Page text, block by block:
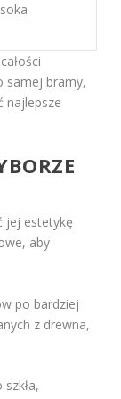
samej bramy,
najlepsze
jej estetykę
aby
po bardziej
z drewna,